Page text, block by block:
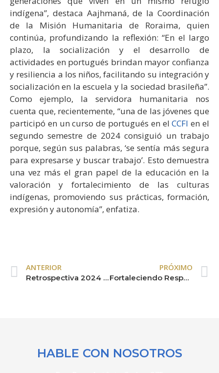
indígena”, destaca Aajhmaná, de la Coordinación
de la Misión Humanitaria de Roraima, quien
continúa, profundizando la reflexión: “En el largo
plazo, la socialización y el desarrollo de
actividades en portugués brindan mayor confianza
y resiliencia a los niños, facilitando su integración y
socialización en la escuela y la sociedad brasileña”.
Como ejemplo, la servidora humanitaria nos
cuenta que, recientemente, “una de las jóvenes que
participó en un curso de portugués en elCCFI en el
segundo semestre de 2024 consiguió un trabajo
porque, según sus palabras, ‘se sentía más segura
para expresarse y buscar trabajo’. Esto demuestra
una vez más el gran papel de la educación en la
valoración y fortalecimiento de las culturas
indígenas, promoviendo sus prácticas, formación,
expresión y autonomía”, enfatiza.
ANTERIOR
Retrospectiva 2024 – Missão Roraima Humanitária e o CCFI
PRÓXIMO
Fortaleciendo Respuestas Humanitarias y Construyendo Redes de Apoyo
HABLE CON NOSOTROS